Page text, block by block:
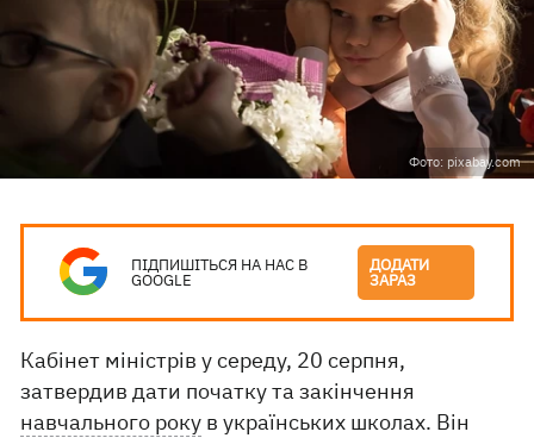
Фото: pixabay.com
ПІДПИШІТЬСЯ НА НАС В
GOOGLE
ДОДАТИ
ЗАРАЗ
Кабінет міністрів у середу, 20 серпня,
затвердив дати початку та закінчення
навчального року в українських школах. Він